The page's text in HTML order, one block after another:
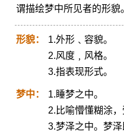
谓描绘梦中所见者的形貌
形貌：
1.外形﹑容貌。
2.风度﹐风格。
3.指表现形式。
梦中：
1.睡梦之中。
2.比喻懵懂糊涂，
3.梦泽之中。梦泽